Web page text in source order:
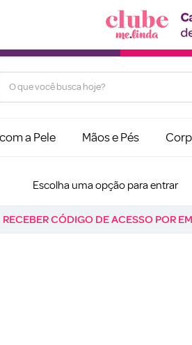
que você busca hoje?
a Pele Mãos e Pés
Escolha uma opção para entrar
RECEBER CÓDIGO DE ACESSO POR